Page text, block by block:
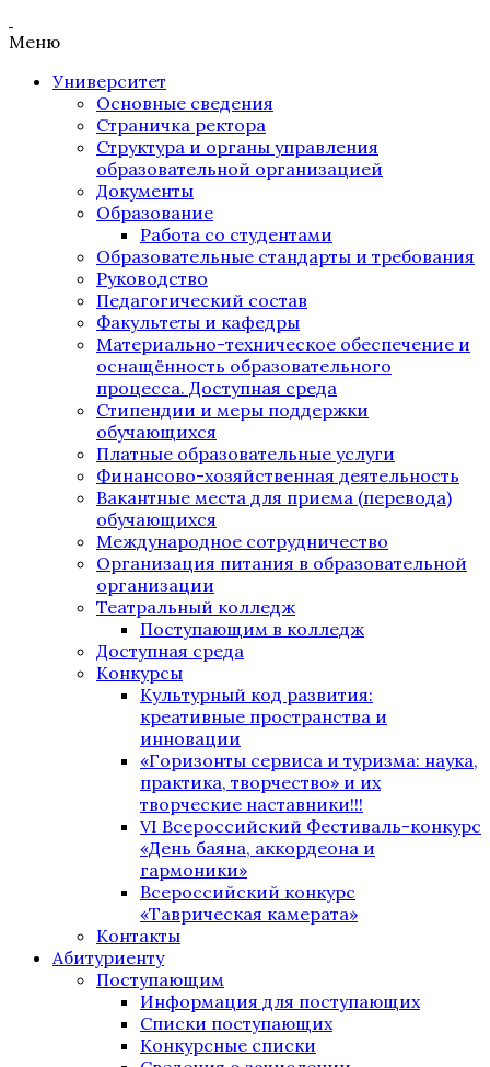
Меню
Университет
Основные сведения
Страничка ректора
Структура и органы управления
образовательной организацией
Документы
Образование
Работа со студентами
Образовательные стандарты и требования
Руководство
Педагогический состав
Факультеты и кафедры
Материально-техническое обеспечение и
оснащённость образовательного
процесса. Доступная среда
Стипендии и меры поддержки
обучающихся
Платные образовательные услуги
Финансово-хозяйственная деятельность
Вакантные места для приема (перевода)
обучающихся
Международное сотрудничество
Организация питания в образовательной
организации
Театральный колледж
Поступающим в колледж
Доступная среда
Конкурсы
Культурный код развития:
креативные пространства и
инновации
«Горизонты сервиса и туризма: наука,
практика, творчество» и их
творческие наставники!!!
VI Всероссийский Фестиваль-конкурс
«День баяна, аккордеона и
гармоники»
Всероссийский конкурс
«Таврическая камерата»
Контакты
Абитуриенту
Поступающим
Информация для поступающих
Списки поступающих
Конкурсные списки